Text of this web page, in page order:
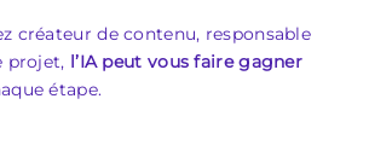
créateur de contenu, responsable
projet, l’IA peut vous faire gagner
étape.